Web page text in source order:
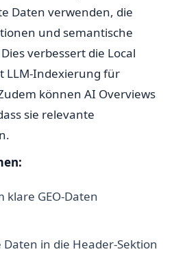
Daten verwenden, die
und semantische
verbessert die Local
Indexierung für
können AI Overviews
sie relevante
klare GEO-Daten
in die Header-Sektion